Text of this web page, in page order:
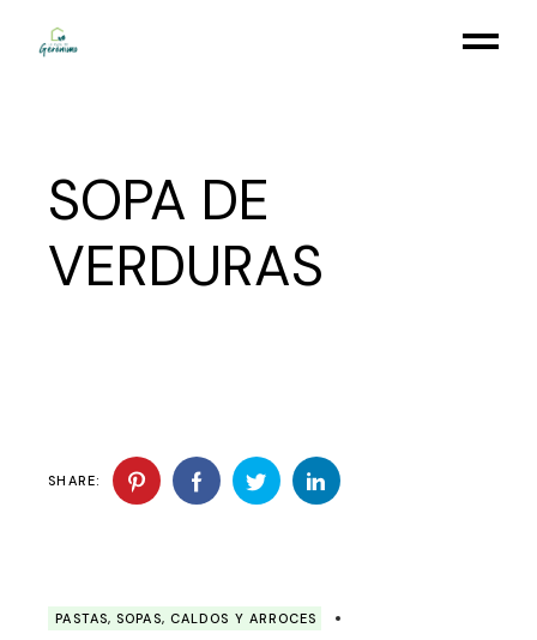
SOPA DE
VERDURAS
SHARE:
PASTAS, SOPAS, CALDOS Y ARROCES